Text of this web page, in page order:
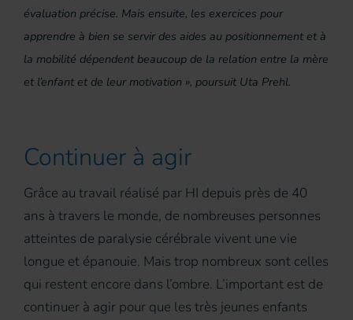
évaluation précise. Mais ensuite, les exercices pour
apprendre à bien se servir des aides au positionnement et à
la mobilité dépendent beaucoup de la relation entre la mère
et l’enfant et de leur motivation », poursuit Uta Prehl.
Continuer à agir
Grâce au travail réalisé par HI depuis près de 40
ans à travers le monde, de nombreuses personnes
atteintes de paralysie cérébrale vivent une vie
longue et épanouie. Mais trop nombreux sont celles
qui restent encore dans l’ombre. L’important est de
continuer à agir pour que les très jeunes enfants